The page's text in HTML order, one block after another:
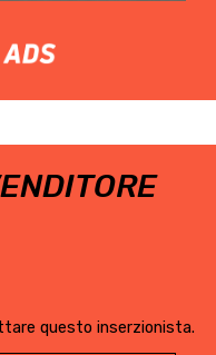
questo inserzionista.